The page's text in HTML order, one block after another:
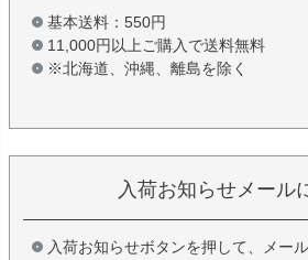
基本送料：550円
11,000円以上ご購入で送料無料
※北海道、沖縄、離島を除く
入荷お知らせメール
入荷お知らせボタンを押して、メー